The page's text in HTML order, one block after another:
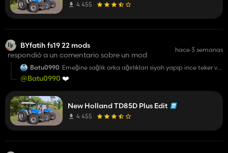
4 455
BYfatih fs19 22 mods
respondió a un comentario sobre un mod
hace 3 semanas
Batu0990 Emeğine sağlık arka ağırlıkları siyah yapıp ince teker ve
birkaç konfigrasyon getirirsen tadına doyum olmaz
@Batu0990 ❤️
New Holland TD85D Plus Edit
4 455